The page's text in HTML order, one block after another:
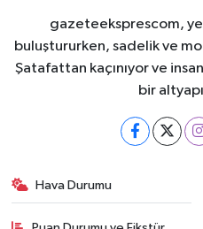
gazeteeksprescom,
buluştururken, sadelik ve
Şatafattan kaçınıyor ve
bir
Hava Durumu